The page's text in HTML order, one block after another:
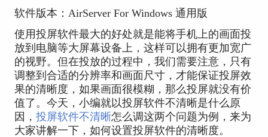
软件版本：AirServer For Windows 通用版
使用投屏软件最大的好处就是能将手机上的画面投
放到电脑等大屏幕设备上，这样可以拥有更加宽广
的视野。但在投放的过程中，我们需要注意，只有
调整到合适的分辨率和画面尺寸，才能保证投屏效
果的清晰度，如果画面很模糊，那么投屏就没有价
值了。今天，小编就以投屏软件不清晰是什么原
因， 投屏软件不清晰怎么调这两个问题为例，来为
大家讲解一下，如何设置投屏软件的清晰度。